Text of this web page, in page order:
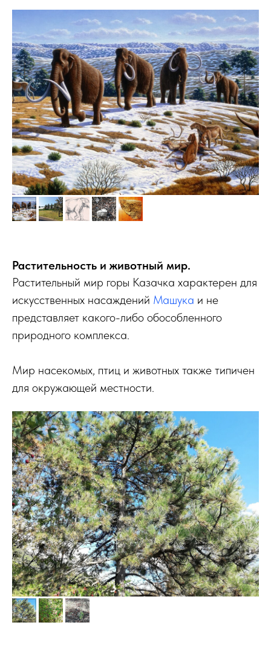
Растительность и животный мир.
Растительный мир горы Казачка характерен для
искусственных насаждений Машука и не
представляет какого-либо обособленного
природного комплекса.
Мир насекомых, птиц и животных также типичен
для окружающей местности.